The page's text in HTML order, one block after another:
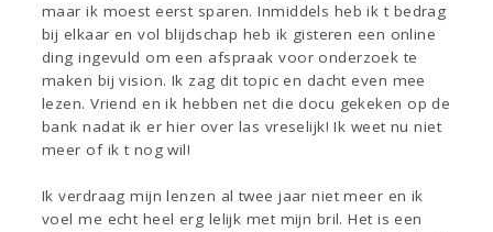
maar ik moest eerst sparen. Inmiddels heb ik t bedrag
bij elkaar en vol blijdschap heb ik gisteren een online
ding ingevuld om een afspraak voor onderzoek te
maken bij vision. Ik zag dit topic en dacht even mee
lezen. Vriend en ik hebben net die docu gekeken op de
bank nadat ik er hier over las vreselijk! Ik weet nu niet
meer of ik t nog wil!
Ik verdraag mijn lenzen al twee jaar niet meer en ik
voel me echt heel erg lelijk met mijn bril. Het is een